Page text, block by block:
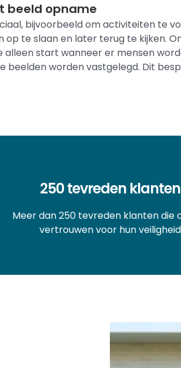
beeld opname
bijvoorbeeld om activiteiten te
te slaan en later terug te kijken.
start wanneer er mensen
beelden worden vastgelegd. Dit
250 tevreden klanten
Meer dan 250 tevreden klanten die
vertrouwen voor hun veiligheid